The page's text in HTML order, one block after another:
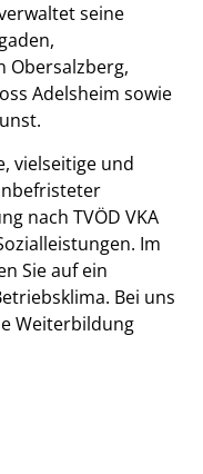
seine
Obersalzberg,
Adelsheim sowie
vielseitige und
nach TVÖD VKA
Im
Sie auf ein
Bei uns
Weiterbildung